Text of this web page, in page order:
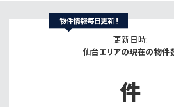
更新日時:
仙台エリアの現在の物件
件